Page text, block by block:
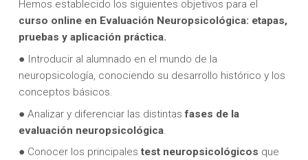
Hemos establecido los siguientes objetivos para el
curso online en Evaluación Neuropsicológica: etapas,
pruebas y aplicación práctica.
● Introducir al alumnado en el mundo de la
neuropsicología, conociendo su desarrollo histórico y los
conceptos básicos.
● Analizar y diferenciar las distintasfases de la
evaluación neuropsicológica.
● Conocer los principalestest neuropsicológicos que